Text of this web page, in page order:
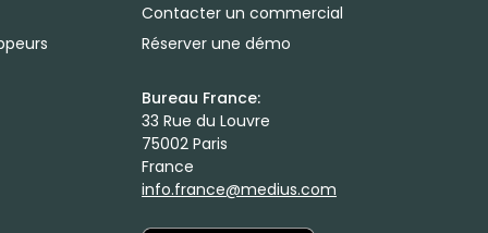
Contacter un commercial
Réserver une démo
Bureau France:
33 Rue du Louvre
75002 Paris
France
info.france@medius.com